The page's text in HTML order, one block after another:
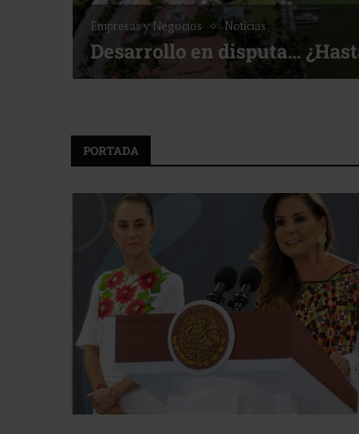
Empresas y Negocios Noticias
Desarrollo en disputa…
PORTADA